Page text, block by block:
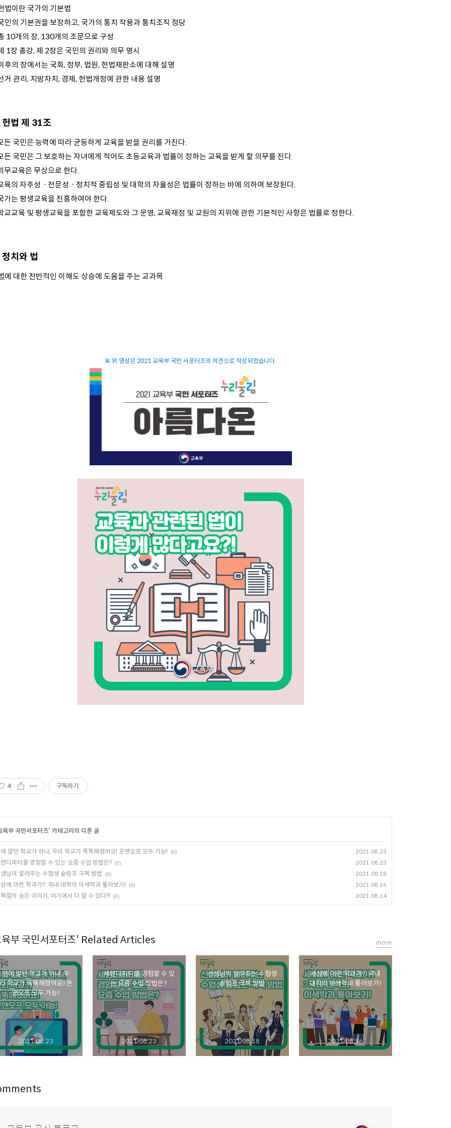
법이란 국가의 기본법
민의 기본권을 보장하고, 국가의 통치 작용과 통치조직 정당
10개의 장, 130개의 조문으로 구성
1장 총강, 제 2장은 국민의 권리와 의무 명시
후의 장에서는 국회, 정부, 법원, 헌법재판소에 대해 설명
거 관리, 지방자치, 경제, 헌법개정에 관한 내용 설명
헌법 제 31조
국민은 능력에 따라 균등하게 교육을 받을 권리를 가진다.
국민은 그 보호하는 자녀에게 적어도 초등교육과 법률이 정하는 교육을 받게 할 의무를 진다.
교육은 무상으로 한다.
의 자주성ㆍ전문성ㆍ정치적 중립성 및 대학의 자율성은 법률이 정하는 바에 의하여 보장된다.
는 평생교육을 진흥하여야 한다.
교육 및 평생교육을 포함한 교육제도와 그 운영, 교육재정 및 교원의 지위에 관한 기본적인 사항은 법률로 정한다.
정치와 법
에 대한 전반적인 이해도 상승에 도움을 주는 교과목
※ 위 영상은 2021 교육부 국민 서포터즈의 의견으로 작성되었습니다.
4 구독하기
육부 국민서포터즈' 카테고리의 다른 글
알던 학교가 아냐, 우리 학교가 똑똑해졌어요! 온앤오프 모두 가능! (0) 2021.08.23
디피티를 경험할 수 있는 요즘 수업 방법은? (0) 2021.08.23
님이 알려주는 수험생 슬럼프 극복 방법 (0) 2021.08.18
에 이런 학과가?: 국내 대학의 이색학과 톺아보기! (0) 2021.08.16
절의 숨은 이야기, 여기에서 다 알 수 있다?! (0) 2021.08.14
부 국민서포터즈' Related Articles
전에 알던 학교가 아냐, 우
학교가 똑똑해졌어요! 온
앤오프 모두 가능!
2021.08.23
세렌디피티를 경험할 수 있
는 요즘 수업 방법은?
2021.08.23
선생님이 알려주는 수험생
슬럼프 극복 방법
2021.08.18
세상에 이런 학과가?: 국내
대학의 이색학과 톺아보기!
2021.08.16
more